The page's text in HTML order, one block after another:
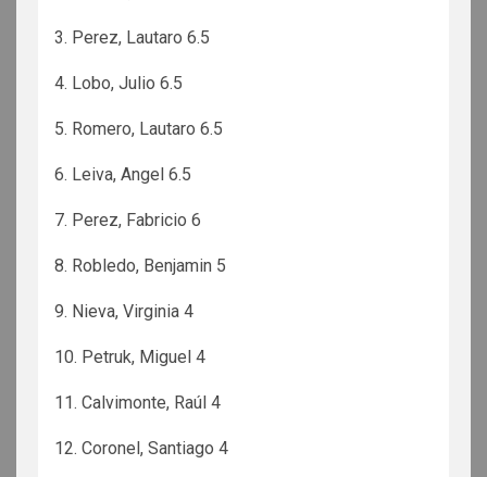
3. Perez, Lautaro 6.5
4. Lobo, Julio 6.5
5. Romero, Lautaro 6.5
6. Leiva, Angel 6.5
7. Perez, Fabricio 6
8. Robledo, Benjamin 5
9. Nieva, Virginia 4
10. Petruk, Miguel 4
11. Calvimonte, Raúl 4
12. Coronel, Santiago 4